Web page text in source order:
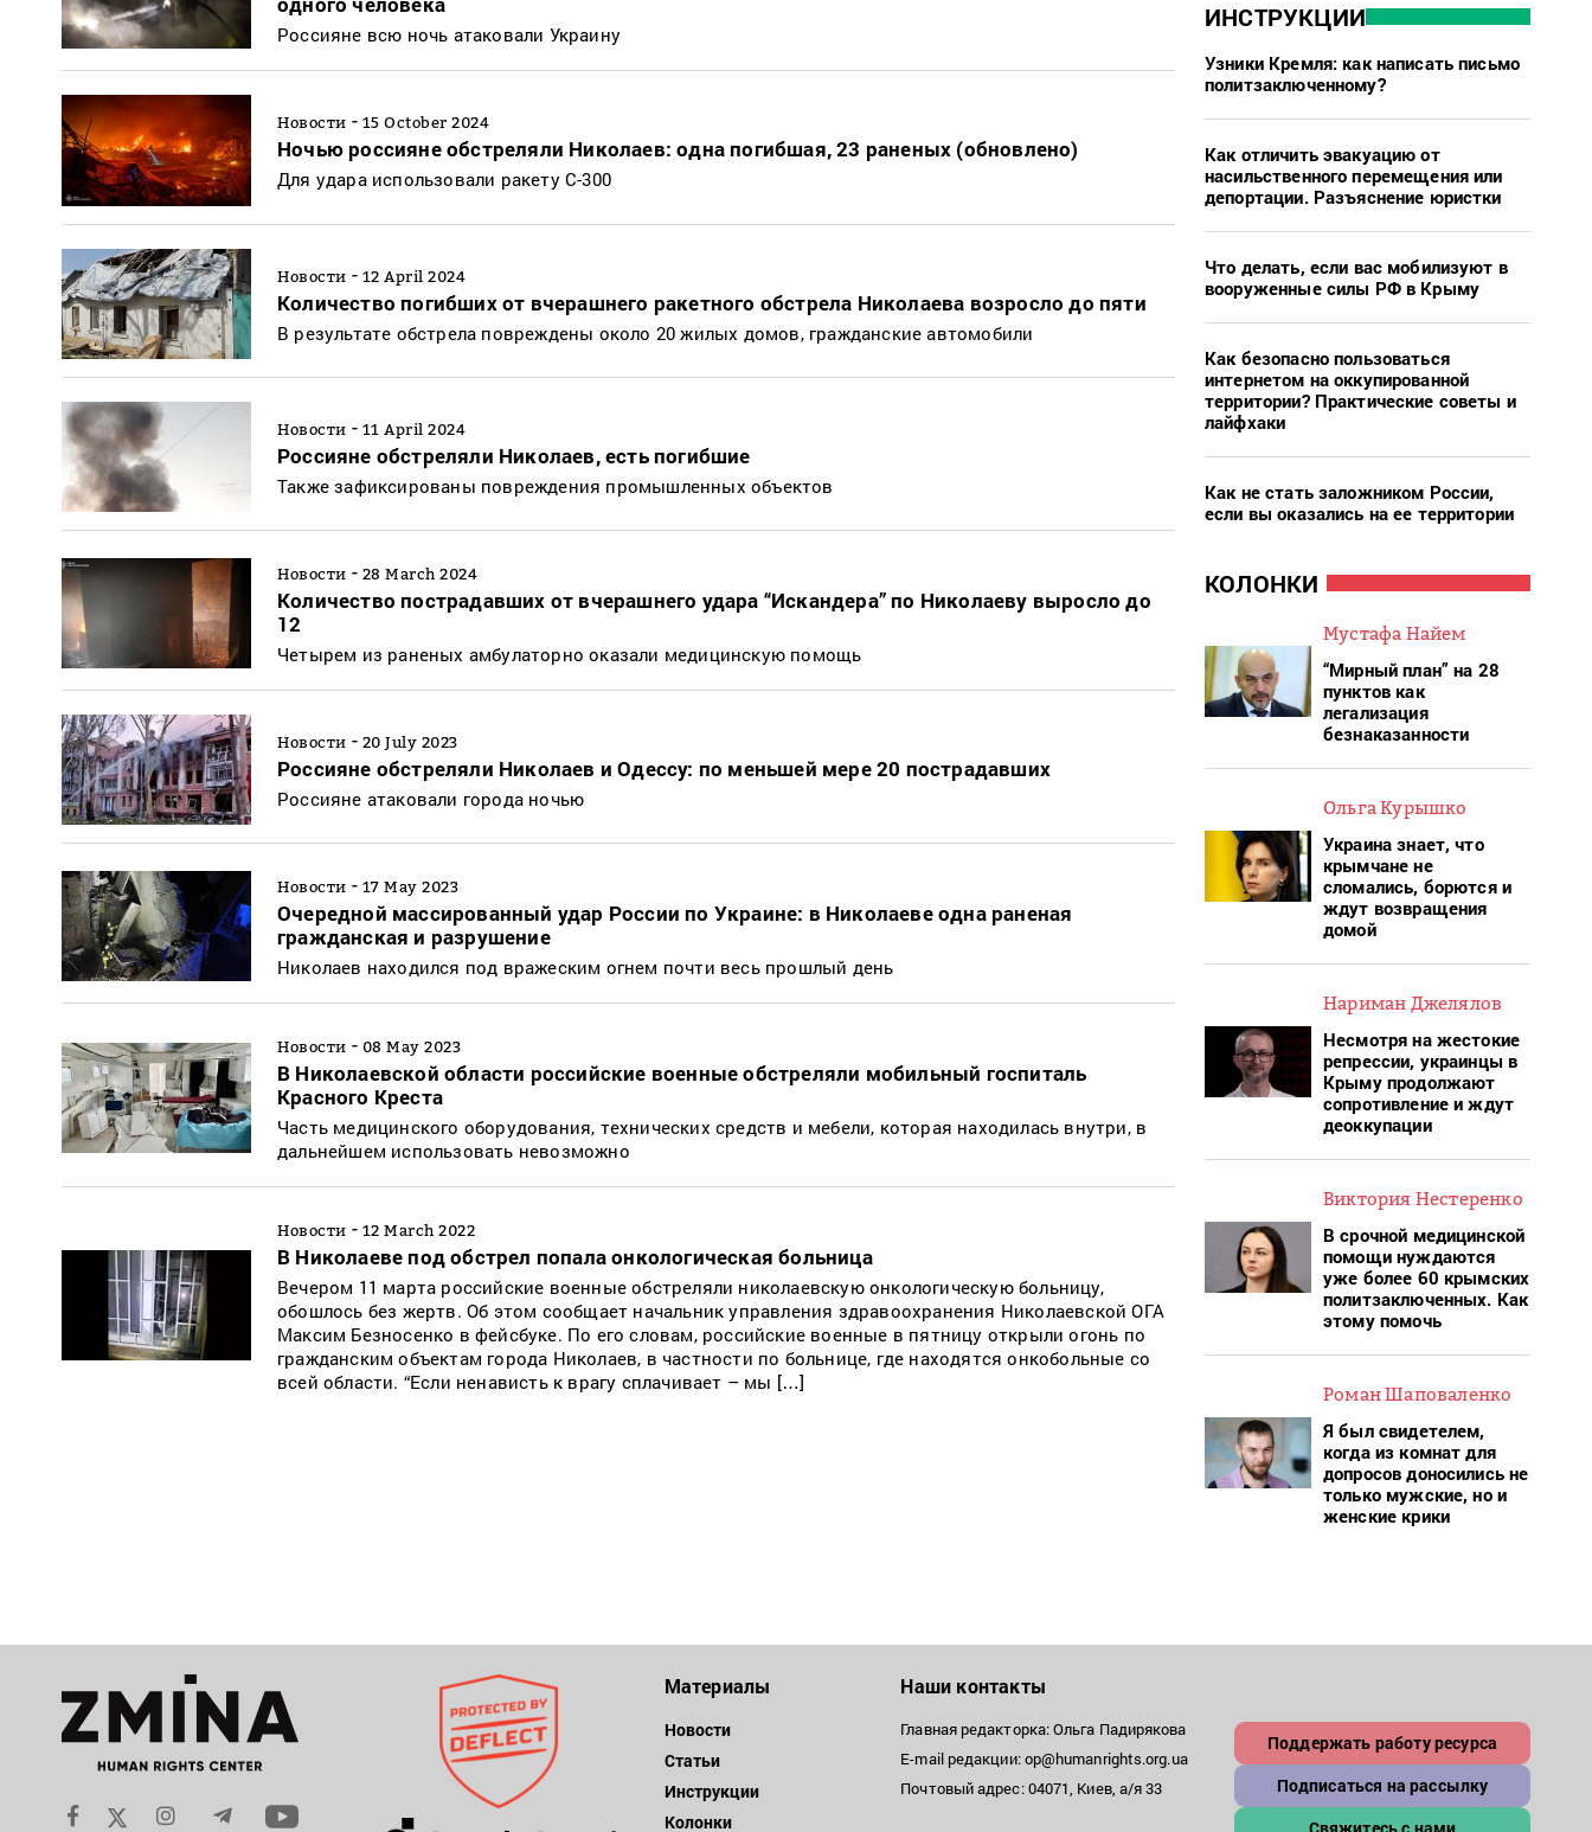
Россияне всю ночь атаковали Украину
Новости - 15 October 2024
Ночью россияне обстреляли Николаев: одна погибшая, 23 раненых (обновлено)
Для удара использовали ракету С-300
Новости - 12 April 2024
Количество погибших от вчерашнего ракетного обстрела Николаева возросло до пяти
В результате обстрела повреждены около 20 жилых домов, гражданские автомобили
Новости - 11 April 2024
Россияне обстреляли Николаев, есть погибшие
Также зафиксированы повреждения промышленных объектов
Новости - 28 March 2024
Количество пострадавших от вчерашнего удара “Искандера” по Николаеву выросло до
12
Четырем из раненых амбулаторно оказали медицинскую помощь
Новости - 20 July 2023
Россияне обстреляли Николаев и Одессу: по меньшей мере 20 пострадавших
Россияне атаковали города ночью
Новости - 17 May 2023
Очередной массированный удар России по Украине: в Николаеве одна раненая
гражданская и разрушение
Николаев находился под вражеским огнем почти весь прошлый день
Новости - 08 May 2023
В Николаевской области российские военные обстреляли мобильный госпиталь
Красного Креста
Часть медицинского оборудования, технических средств и мебели, которая находилась внутри, в
дальнейшем использовать невозможно
Новости - 12 March 2022
В Николаеве под обстрел попала онкологическая больница
Вечером 11 марта российские военные обстреляли николаевскую онкологическую больницу,
обошлось без жертв. Об этом сообщает начальник управления здравоохранения Николаевской ОГА
Максим Безносенко в фейсбуке. По его словам, российские военные в пятницу открыли огонь по
гражданским объектам города Николаев, в частности по больнице, где находятся онкобольные со
всей области. “Если ненависть к врагу сплачивает – мы […]
ИНСТРУКЦИИ
Узники Кремля: как написать письмо
политзаключенному?
Как отличить эвакуацию от
насильственного перемещения или
депортации. Разъяснение юристки
Что делать, если вас мобилизуют в
вооруженные силы РФ в Крыму
Как безопасно пользоваться
интернетом на оккупированной
территории? Практические советы и
лайфхаки
Как не стать заложником России,
если вы оказались на ее территории
КОЛОНКИ
Мустафа Найем
“Мирный план” на 28
пунктов как
легализация
безнаказанности
Ольга Курышко
Украина знает, что
крымчане не
сломались, борются и
ждут возвращения
домой
Нариман Джелялов
Несмотря на жестокие
репрессии, украинцы в
Крыму продолжают
сопротивление и ждут
деоккупации
Виктория Нестеренко
В срочной медицинской
помощи нуждаются
уже более 60 крымских
политзаключенных. Как
этому помочь
Роман Шаповаленко
Я был свидетелем,
когда из комнат для
допросов доносились не
только мужские, но и
женские крики
Материалы
Новости
Статьи
Инструкции
Колонки
Наши контакты
Главная редакторка: Ольга Падирякова
E-mail редакции: op@humanrights.org.ua
Почтовый адрес: 04071, Киев, а/я 33
Поддержать работу ресурса
Подписаться на рассылку
Свяжитесь с нами